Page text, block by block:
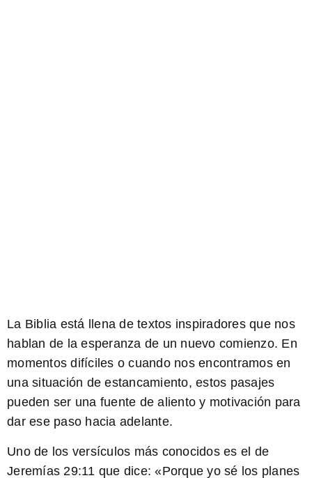
La Biblia está llena de textos inspiradoresque nos
hablan de la esperanza de un nuevo comienzo. En
momentos difíciles o cuando nos encontramos en
una situación de estancamiento, estos pasajes
pueden ser una fuente de aliento y motivación para
dar ese paso hacia adelante.
Uno de los versículos más conocidos es el de
Jeremías 29:11 que dice: «Porque yo sé los planes